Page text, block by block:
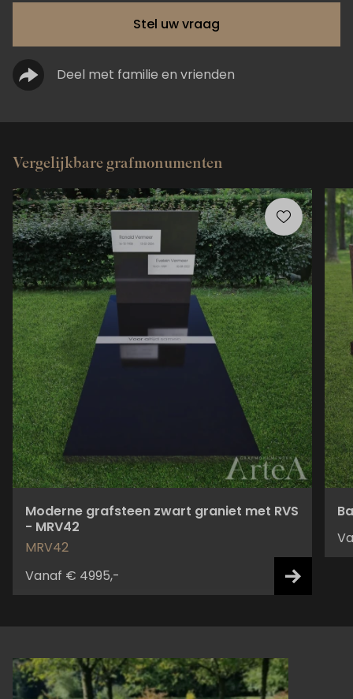
Stel uw vraag
Deel met familie en vrienden
Vergelijkbare grafmonumenten
Moderne grafsteen zwart graniet met RVS
- MRV42
MRV42
Vanaf € 4995,-